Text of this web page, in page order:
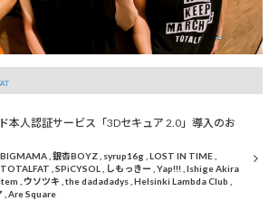
本人認証サービス「3Dセキュア 2.0」導入のお
BIGMAMA 銀杏BOYZ syrup16g LOST IN TIME
TOTALFAT SPiCYSOL しもっきー Yap!!! Ishige Akira
ウソツキ the dadadadys Helsinki Lambda Club
Are Square